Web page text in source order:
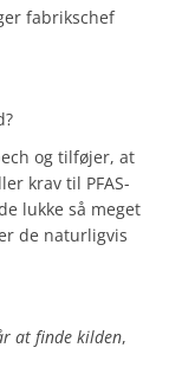
fabrikschef
og tilføjer, at
krav til PFAS-
lukke så meget
de naturligvis
at finde kilden,